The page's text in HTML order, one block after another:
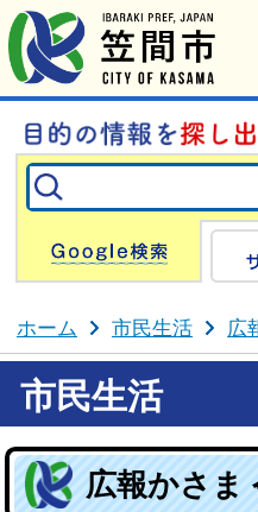
ホーム 市民生活 広
市民生活
広報かさま